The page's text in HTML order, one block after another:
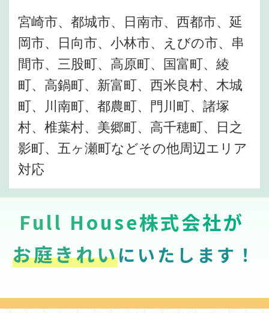
宮崎市、都城市、日南市、西都市、延
岡市、日向市、小林市、えびの市、串
間市、三股町、高原町、国富町、綾
町、高鍋町、新富町、西米良村、木城
町、川南町、都農町、門川町、諸塚
村、椎葉村、美郷町、高千穂町、日之
影町、五ヶ瀬町などその他周辺エリア
対応
Full House株式会社が
お庭きれいにいたします！